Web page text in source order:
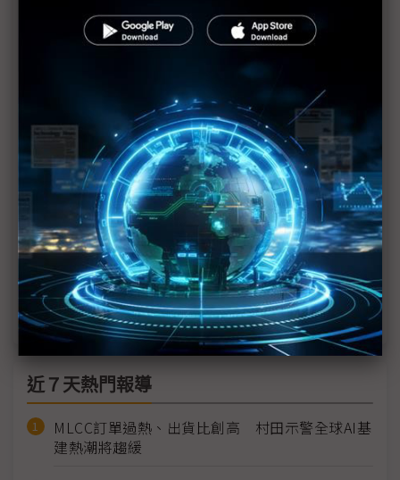
More Than面板 洪進揚：群創創造有機成長
達擎「友」虎撐腰衝出全球前二 醫療專業顯示市佔
近千億醫療顯示商機誘人 眾廠躍身爭搶
元宇宙推波助瀾 Micro LED更火紅
搶攻智慧醫療商機 群創聯手睿生出擊
2021年Micro LED降低成本超前進度 產業國家隊成
型
近７天熱門報導
MLCC訂單過熱、出貨比創高 村田示警全球AI基
建熱潮將趨緩